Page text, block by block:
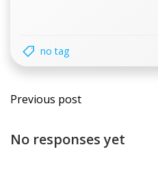
no tag
Navigation
des
Previous post
No responses yet